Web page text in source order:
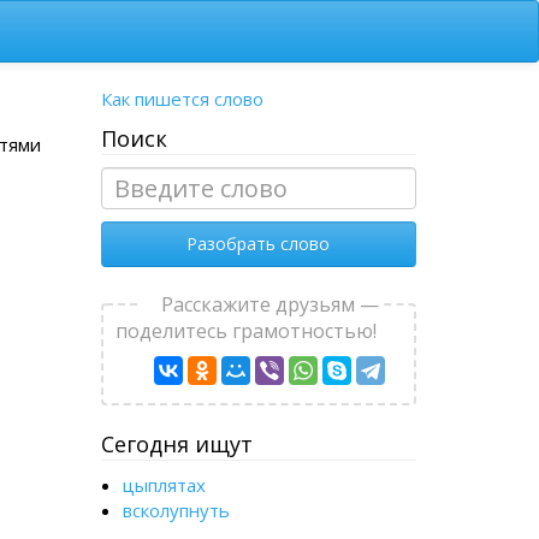
Как пишется слово
Поиск
Разобрать слово
Расскажите друзьям —
поделитесь грамотностью!
Сегодня ищут
цыплятах
вcколупнуть